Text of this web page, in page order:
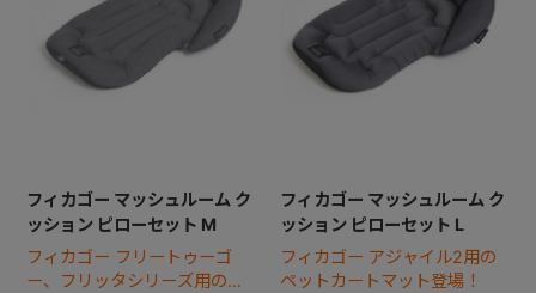
フィカゴー マッシュルーム ク
ッション ピローセット M
フィカゴー フリートゥーゴ
ー、フリッタシリーズ用のペ
フィカゴー マッシュルーム ク
ッション ピローセット L
フィカゴー アジャイル2用の
ペットカートマット登場！